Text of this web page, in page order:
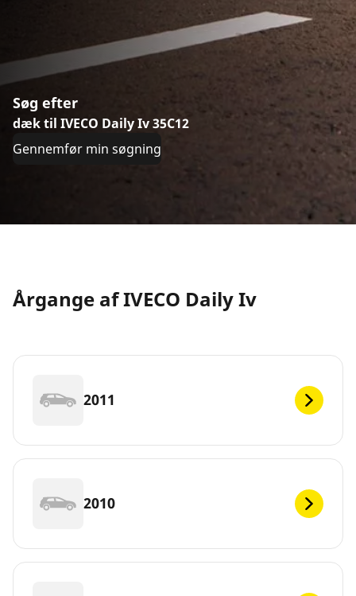
Søg efter
dæk til IVECO Daily Iv 35C12
Gennemfør min søgning
Årgange af IVECO Daily Iv
2011
2010